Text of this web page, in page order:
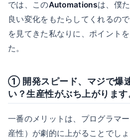
では、このAutomationsは、僕
良い変化をもたらしてくれるの
を見てきた私なりに、ポイント
た。
① 開発スピード、マジで爆
い？生産性がぶち上がります
一番のメリットは、プログラマ
産性）が劇的に上がることでし